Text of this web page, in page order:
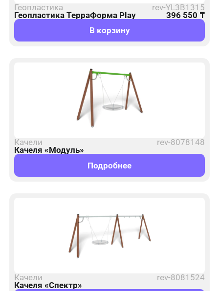
Геопластика
rev-YL3B1315
Геопластика ТерраФорма Play
396 550 ₸
В корзину
Качели
rev-8078148
Качеля «Модуль»
Подробнее
Качели
rev-8081524
Качеля «Спектр»